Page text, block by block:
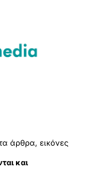
άρθρα, εικόνες
και